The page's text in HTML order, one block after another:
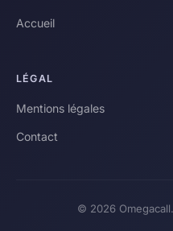
Accueil
LÉGAL
Mentions légales
Contact
© 2026